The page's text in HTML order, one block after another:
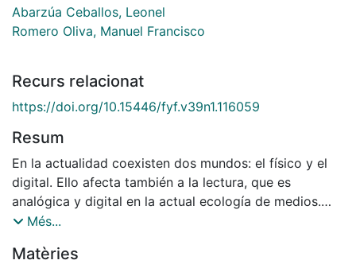
Abarzúa Ceballos, Leonel
Romero Oliva, Manuel Francisco
Recurs relacionat
https://doi.org/10.15446/fyf.v39n1.116059
Resum
En la actualidad coexisten dos mundos: el físico y el
digital. Ello afecta también a la lectura, que es
analógica y digital en la actual ecología de medios.
Esta investigación se centra en la lectura académica
Magisterio en ocho universidades españolas (n =
Més...
Matèries